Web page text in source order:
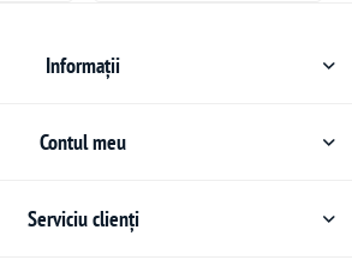
Informații
Contul meu
Serviciu clienți